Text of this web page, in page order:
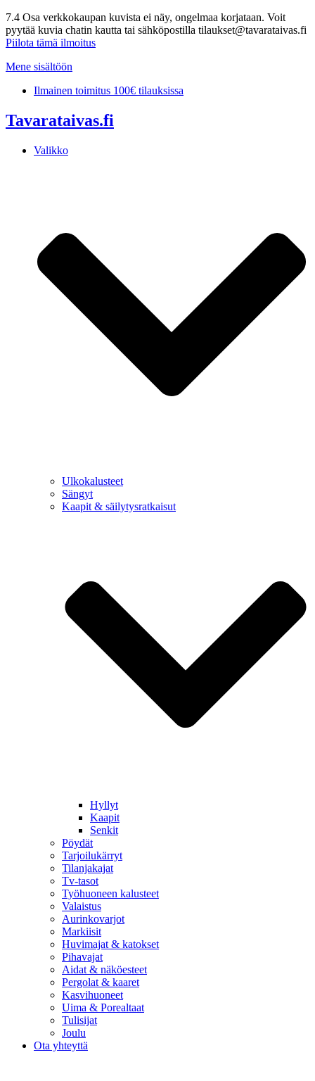
7.4 Osa verkkokaupan kuvista ei näy, ongelmaa korjataan. Voit
pyytää kuvia chatin kautta tai sähköpostilla tilaukset@tavarataivas.fi
Piilota tämä ilmoitus
Mene sisältöön
Ilmainen toimitus 100€ tilauksissa
Tavarataivas.fi
Valikko
Ulkokalusteet
Sängyt
Kaapit & säilytysratkaisut
Hyllyt
Kaapit
Senkit
Pöydät
Tarjoilukärryt
Tilanjakajat
Tv-tasot
Työhuoneen kalusteet
Valaistus
Aurinkovarjot
Markiisit
Huvimajat & katokset
Pihavajat
Aidat & näköesteet
Pergolat & kaaret
Kasvihuoneet
Uima & Porealtaat
Tulisijat
Joulu
Ota yhteyttä